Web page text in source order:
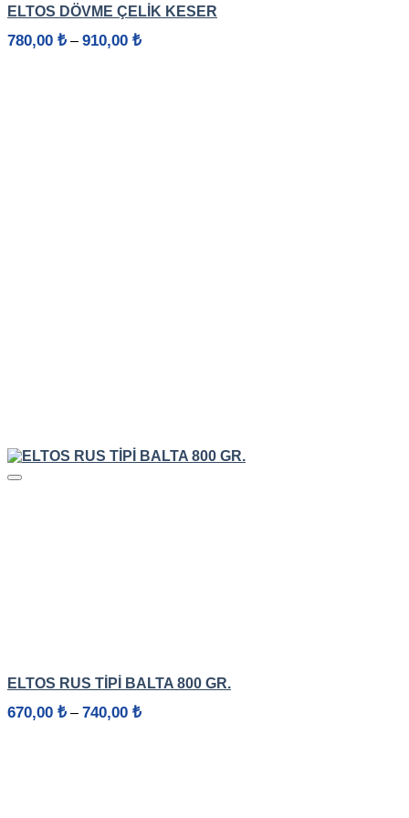
ELTOS DÖVME ÇELİK KESER
780,00 ₺ – 910,00 ₺
ELTOS RUS TİPİ BALTA 800 GR.
670,00 ₺ – 740,00 ₺